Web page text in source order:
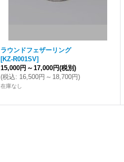
ラウンドフェザーリング
[KZ-R001SV]
15,000円 ～ 17,000円(税別)
(税込: 16,500円 ～ 18,700円)
在庫なし